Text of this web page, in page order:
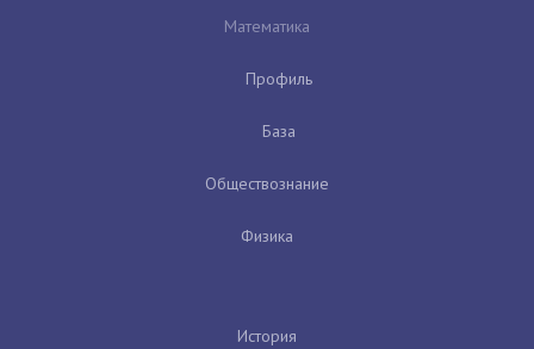
Математика
Профиль
База
Обществознание
Физика
История